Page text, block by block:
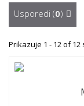
Usporedi (0)
Prikazuje 1 - 12 of 12